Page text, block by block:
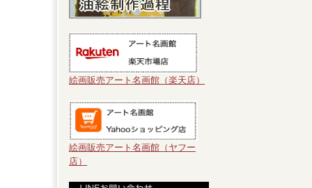
絵画販売アート名画館（楽天店）
絵画販売アート名画館（ヤフー
店）